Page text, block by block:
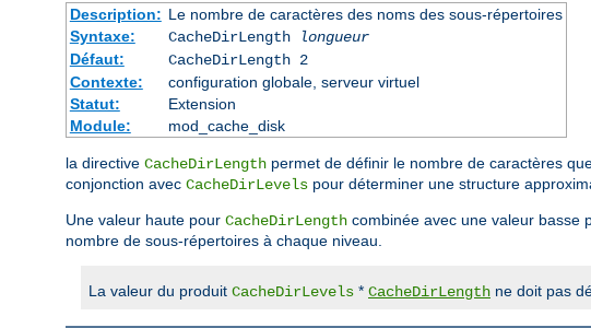
Description: Le nombre de caractères des noms des sous-répertoires
Syntaxe:
CacheDirLength
longueur
Défaut:
CacheDirLength 2
Contexte:
configuration globale, serveur virtuel
Statut:
Extension
Module:
mod_cache_disk
la directive CacheDirLength permet de définir le nombre de caractères
conjonction avec CacheDirLevels pour déterminer une structure
Une valeur haute pour CacheDirLength combinée avec une valeur basse
nombre de sous-répertoires à chaque niveau.
La valeur du produit CacheDirLevels * CacheDirLength ne doit pas